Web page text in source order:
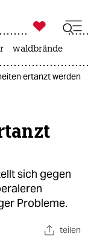

taz zahl ich
waldbrände
ertanzt werden
sich gegen
Probleme.
teilen